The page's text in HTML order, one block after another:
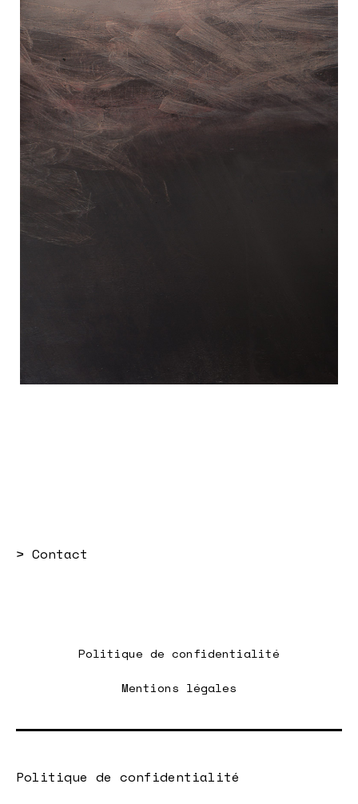
> Contact
Politique de confidentialité
Mentions légales
Politique de confidentialité